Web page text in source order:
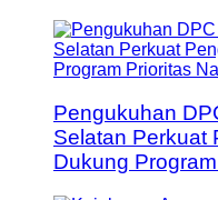
Pengukuhan
Selatan Perkuat
Dukung